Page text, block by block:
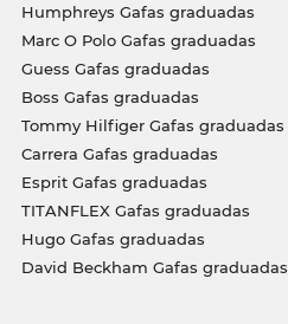
Humphreys Gafas graduadas
Marc O Polo Gafas graduadas
Guess Gafas graduadas
Boss Gafas graduadas
Tommy Hilfiger Gafas graduadas
Carrera Gafas graduadas
Esprit Gafas graduadas
TITANFLEX Gafas graduadas
Hugo Gafas graduadas
David Beckham Gafas graduadas